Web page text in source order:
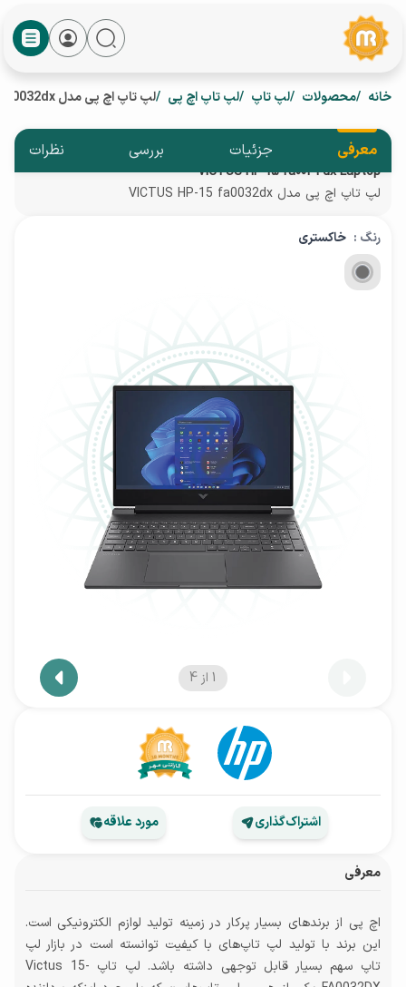
خانه محصولات لپ تاپ لپ تاپ اچ پی لپ تاپ اچ پی مدل VICTUS HP-15 fa0032dx
معرفی جزئیات بررسی نظرات
VICTUS HP-15 fa0032dx Laptop
لپ تاپ اچ پی مدل VICTUS HP-15 fa0032dx
رنگ : خاکستری
1 از 4
اشتراک‌گذاری مورد علاقه
معرفی
اچ پی از برندهای بسیار پرکار در زمینه تولید لوازم الکترونیکی است.
این برند با تولید لپ تاپ‌های با کیفیت توانسته است در بازار لپ
تاپ سهم بسیار قابل توجهی داشته باشد. لپ تاپ Victus 15-